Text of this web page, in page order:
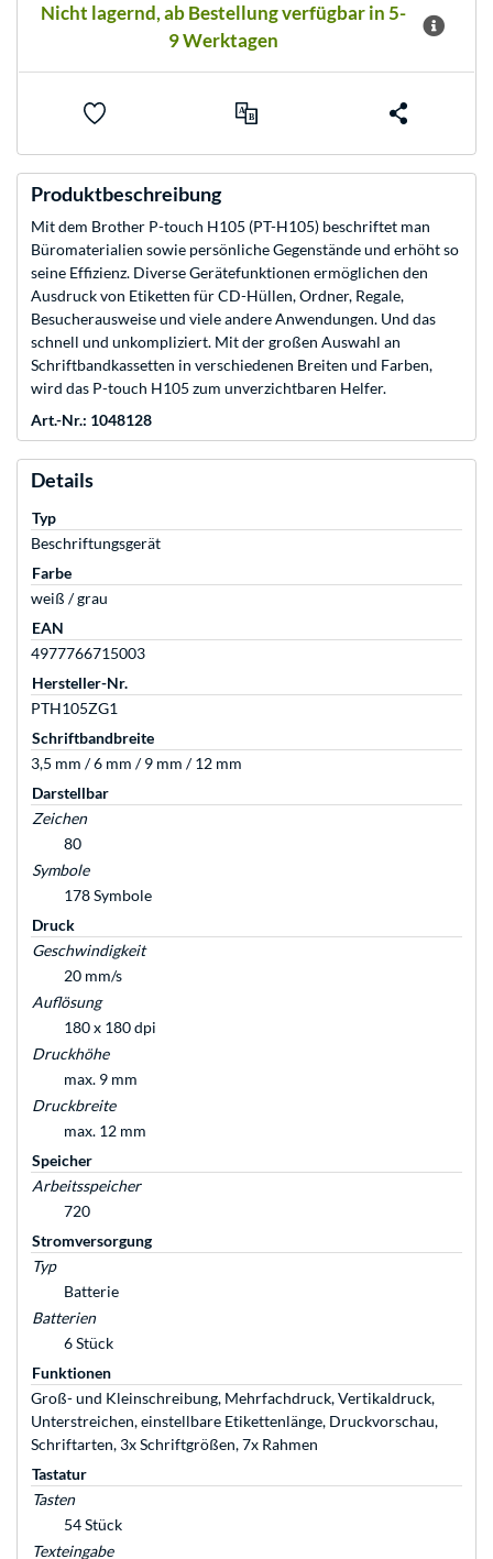
Nicht lagernd, ab Bestellung verfügbar in 5-
9 Werktagen
Produktbeschreibung
Mit dem Brother P-touch H105 (PT-H105) beschriftet man
Büromaterialien sowie persönliche Gegenstände und erhöht so
seine Effizienz. Diverse Gerätefunktionen ermöglichen den
Ausdruck von Etiketten für CD-Hüllen, Ordner, Regale,
Besucherausweise und viele andere Anwendungen. Und das
schnell und unkompliziert. Mit der großen Auswahl an
Schriftbandkassetten in verschiedenen Breiten und Farben,
wird das P-touch H105 zum unverzichtbaren Helfer.
Art.-Nr.: 1048128
Details
Typ
Beschriftungsgerät
Farbe
weiß / grau
EAN
4977766715003
Hersteller-Nr.
PTH105ZG1
Schriftbandbreite
3,5 mm / 6 mm / 9 mm / 12 mm
Darstellbar
Zeichen
80
Symbole
178 Symbole
Druck
Geschwindigkeit
20 mm/s
Auflösung
180 x 180 dpi
Druckhöhe
max. 9 mm
Druckbreite
max. 12 mm
Speicher
Arbeitsspeicher
720
Stromversorgung
Typ
Batterie
Batterien
6 Stück
Funktionen
Groß- und Kleinschreibung, Mehrfachdruck, Vertikaldruck,
Unterstreichen, einstellbare Etikettenlänge, Druckvorschau,
Schriftarten, 3x Schriftgrößen, 7x Rahmen
Tastatur
Tasten
54 Stück
Texteingabe